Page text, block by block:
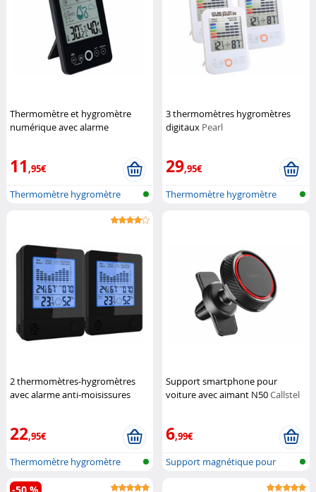
Thermomètre et hygromètre
numérique avec alarme
11,95€
Thermomètre hygromètre
3 thermomètres hygromètres
digitaux Pearl
29,95€
Thermomètre hygromètre
2 thermomètres-hygromètres
avec alarme anti-moisissures
22,95€
Thermomètre hygromètre
avec alarme...
Support smartphone pour
voiture avec aimant N50Callstel
6,99€
Support magnétique pour